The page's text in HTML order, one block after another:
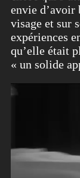
envie d’avoir
visage et sur
expériences
qu’elle était
« un solide
Lecteur